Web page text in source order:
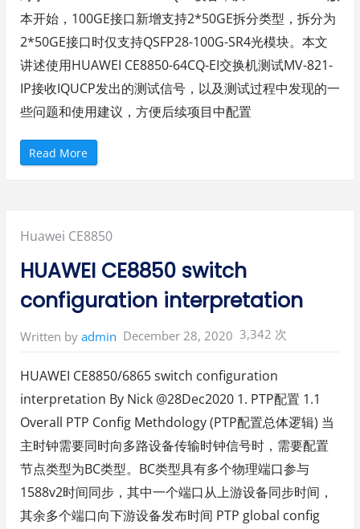
本开始，100GE接口新增支持2*50GE拆分类型，拆分为
2*50GE接口时仅支持QSFP28-100G-SR4光模块。本文
讲述使用HUAWEI CE8850-64CQ-EI交换机测试MV-821-
IP接收IQUCP发出的测试信号，以及测试过程中发现的一
些问题和使用建议，方便后续项目中配置
Read More“
H
E
8
5
0
6
4
Q
-
设
备
1
0
G
接
口
新
增
支
持
x
Posted
in:
Huawei CE8850
HUAWEI CE8850 switch
configuration interpretation
Written by admin December 28, 2020 3,342 次
HUAWEI CE8850/6865 switch configuration
interpretation By Nick @28Dec2020 1. PTP配置 1.1
Overall PTP Config Methdology (PTP配置总体逻辑) 当
主时钟需要同时向多路设备传输时钟信号时，需要配置
节点类型为BC类型。BC类型具有多个物理端口参与
1588v2时间同步，其中一个端口从上游设备同步时间，
其余多个端口向下游设备发布时间 PTP global config